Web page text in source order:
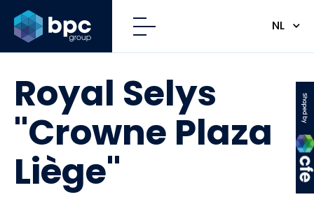
CFE
NL
Royal Selys
"Crowne Plaza
Liège"